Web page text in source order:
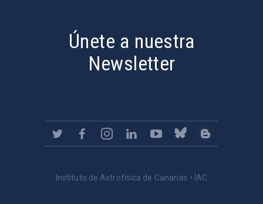
Únete a nuestra
Newsletter
Instituto de Astrofísica de Canarias • IAC